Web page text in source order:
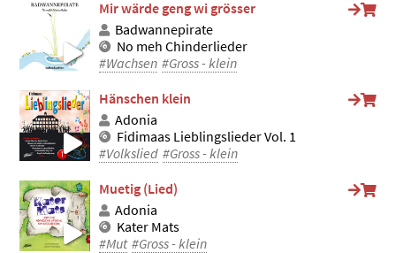
Mir wärde geng wi grösser
Badwannepirate
No meh Chinderlieder
#Wachsen #Gross - klein
Hänschen klein
Adonia
Fidimaas Lieblingslieder Vol. 1
#Volkslied #Gross - klein
Muetig (Lied)
Adonia
Kater Mats
#Mut #Gross - klein